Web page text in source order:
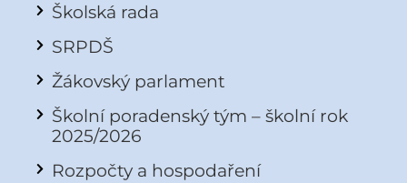
Školská rada
SRPDŠ
Žákovský parlament
Školní poradenský tým – školní rok
2025/2026
Rozpočty a hospodaření